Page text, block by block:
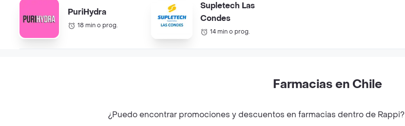
PuriHydra
18 min o prog.
Supletech Las
Condes
14 min o prog.
Farmacias en Chile
¿Puedo encontrar promociones y descuentos en farmacias dentro de Rappi?